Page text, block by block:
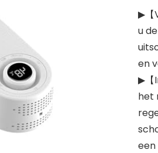
▶【
u
en
▶【
het